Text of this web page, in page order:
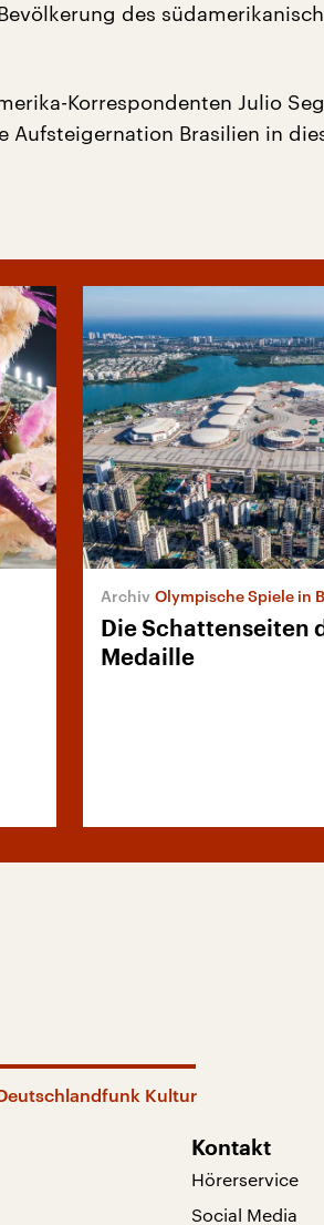
des
Korrespondenten Julio
Aufsteigernation Brasilien in
Olympische Spiele in
Die Schattenseiten
Medaille
Kultur
Kontakt
Hörerservice
Social Media